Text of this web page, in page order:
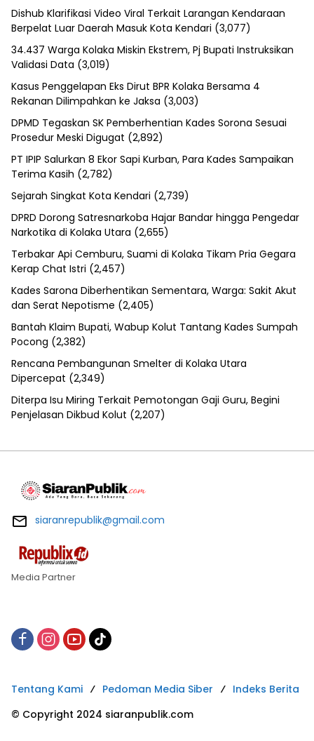
Dishub Klarifikasi Video Viral Terkait Larangan Kendaraan
Berpelat Luar Daerah Masuk Kota Kendari (3,077)
34.437 Warga Kolaka Miskin Ekstrem, Pj Bupati Instruksikan
Validasi Data (3,019)
Kasus Penggelapan Eks Dirut BPR Kolaka Bersama 4
Rekanan Dilimpahkan ke Jaksa (3,003)
DPMD Tegaskan SK Pemberhentian Kades Sorona Sesuai
Prosedur Meski Digugat (2,892)
PT IPIP Salurkan 8 Ekor Sapi Kurban, Para Kades Sampaikan
Terima Kasih (2,782)
Sejarah Singkat Kota Kendari (2,739)
DPRD Dorong Satresnarkoba Hajar Bandar hingga Pengedar
Narkotika di Kolaka Utara (2,655)
Terbakar Api Cemburu, Suami di Kolaka Tikam Pria Gegara
Kerap Chat Istri (2,457)
Kades Sarona Diberhentikan Sementara, Warga: Sakit Akut
dan Serat Nepotisme (2,405)
Bantah Klaim Bupati, Wabup Kolut Tantang Kades Sumpah
Pocong (2,382)
Rencana Pembangunan Smelter di Kolaka Utara
Dipercepat (2,349)
Diterpa Isu Miring Terkait Pemotongan Gaji Guru, Begini
Penjelasan Dikbud Kolut (2,207)
siaranrepublik@gmail.com
Media Partner
Tentang Kami Pedoman Media Siber
Indeks Berita
© Copyright 2024 siaranpublik.com